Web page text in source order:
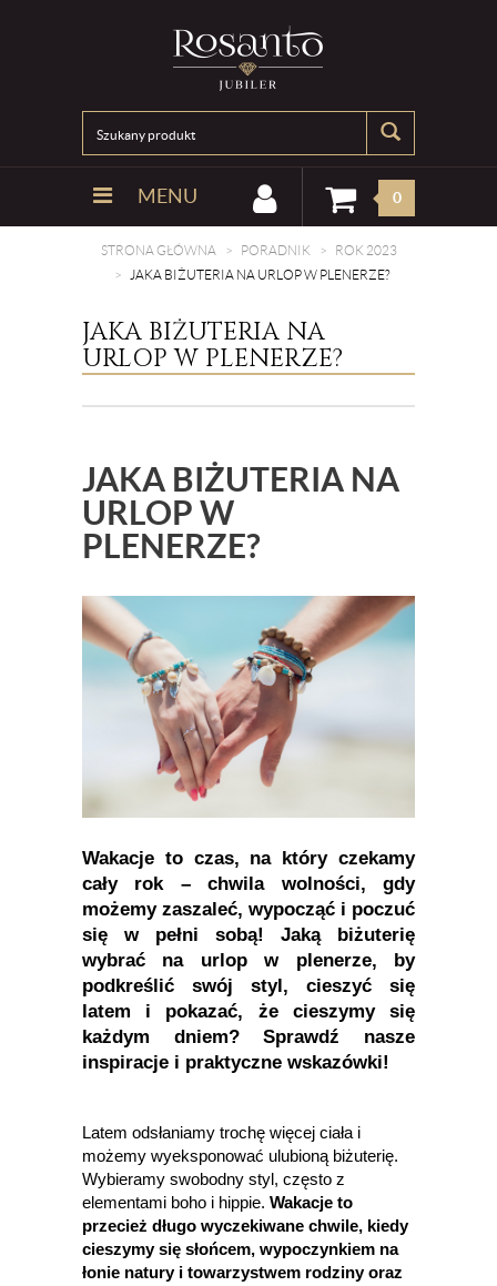
MENU 0
STRONA GŁÓWNA PORADNIK
ROK 2023
JAKA BIŻUTERIA NA URLOP W PLENERZE?
JAKA BIŻUTERIA NA
URLOP W PLENERZE?
JAKA BIŻUTERIA NA
URLOP W
PLENERZE?
Wakacje to czas, na który czekamy
cały rok – chwila wolności, gdy
możemy zaszaleć, wypocząć i poczuć
się w pełni sobą! Jaką biżuterię
wybrać na urlop w plenerze, by
podkreślić swój styl, cieszyć się
latem i pokazać, że cieszymy się
każdym dniem? Sprawdź nasze
inspiracje i praktyczne wskazówki!
Latem odsłaniamy trochę więcej ciała i
możemy wyeksponować ulubioną biżuterię.
Wybieramy swobodny styl, często z
elementami boho i hippie. Wakacje to
przecież długo wyczekiwane chwile, kiedy
cieszymy się słońcem, wypoczynkiem na
łonie natury i towarzystwem rodziny oraz